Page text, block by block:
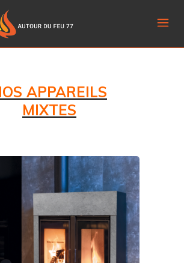
APPAREILS
MIXTES